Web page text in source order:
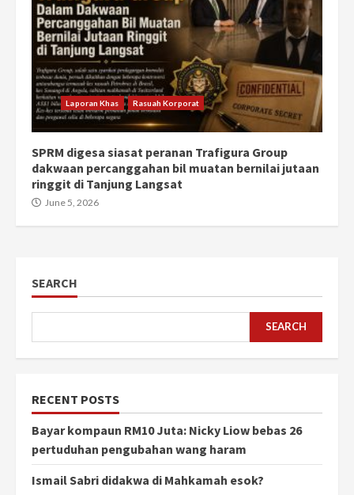
Laporan Khas Rasuah Korporat
SPRM digesa siasat peranan Trafigura Group
dakwaan percanggahan bil muatan bernilai jutaan
ringgit di Tanjung Langsat
June 5, 2026
SEARCH
SEARCH
RECENT POSTS
Bayar kompaun RM10 Juta: Nicky Liow bebas 26
pertuduhan pengubahan wang haram
Ismail Sabri didakwa di Mahkamah esok?